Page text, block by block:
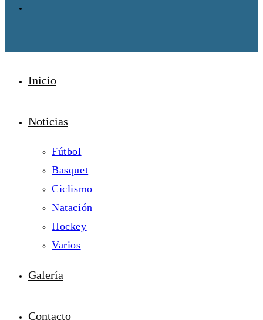
Inicio
Noticias
Fútbol
Basquet
Ciclismo
Natación
Hockey
Varios
Galería
Contacto